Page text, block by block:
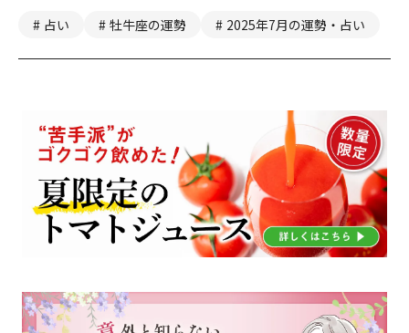
占い 牡牛座の運勢 2025年7月の運勢・占い